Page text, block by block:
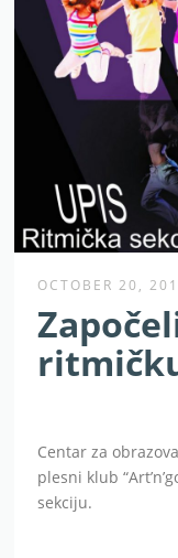
OCTOBER 20,
Centar za
plesni klub
sekciju.